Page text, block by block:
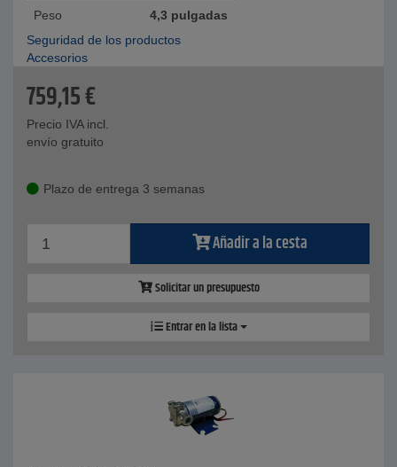
Peso
4,3 pulgadas
Seguridad de los productos
Accesorios
759,15€
Precio IVA incl.
envío gratuito
Plazo de entrega 3 semanas
Añadir a la cesta
Solicitar un presupuesto
Entrar en la lista